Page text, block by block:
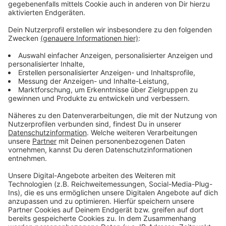
Wir benötigen Ihre
Zustimmung, um den YouTube
Video-Service zu laden!
Wir verwenden einen Service eines
Drittanbieters, um Videoinhalte
einzubetten. Dieser Service kann
Daten zu Ihren Aktivitäten
sammeln. Bitte lesen Sie die
Details durch und stimmen Sie der
Nutzung des Service zu, um dieses
Mehr Informationen
Akzeptieren
Anastacia - Best Days (Official Video)
Anzeige